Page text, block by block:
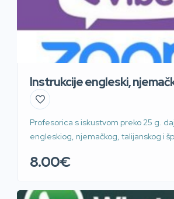
Instrukcije engleski,
špan
Profesorica s iskustvom preko 25 g.
engleskiog, njemačkog, talijanskog i
WhatsApp, Skype, Zoom i Teams,
8.00€